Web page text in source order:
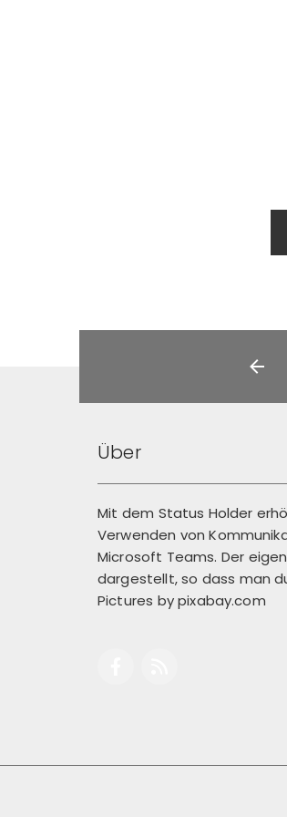
Über
Mit dem Status Holder
Verwenden von
Microsoft Teams. Der
dargestellt, so dass man
Pictures bypixabay.com